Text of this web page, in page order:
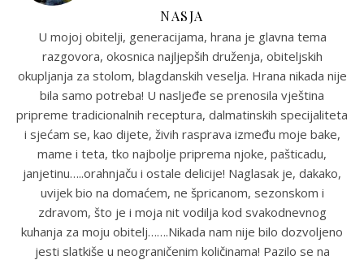
NASJA
U mojoj obitelji, generacijama, hrana je glavna tema
razgovora, okosnica najljepših druženja, obiteljskih
okupljanja za stolom, blagdanskih veselja. Hrana nikada nije
bila samo potreba! U nasljeđe se prenosila vještina
pripreme tradicionalnih receptura, dalmatinskih specijaliteta
i sjećam se, kao dijete, živih rasprava između moje bake,
mame i teta, tko najbolje priprema njoke, pašticadu,
janjetinu…..orahnjaču i ostale delicije! Naglasak je, dakako,
uvijek bio na domaćem, ne špricanom, sezonskom i
zdravom, što je i moja nit vodilja kod svakodnevnog
kuhanja za moju obitelj…….Nikada nam nije bilo dozvoljeno
jesti slatkiše u neograničenim količinama! Pazilo se na